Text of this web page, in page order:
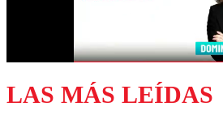
LAS MÁS LEÍDAS